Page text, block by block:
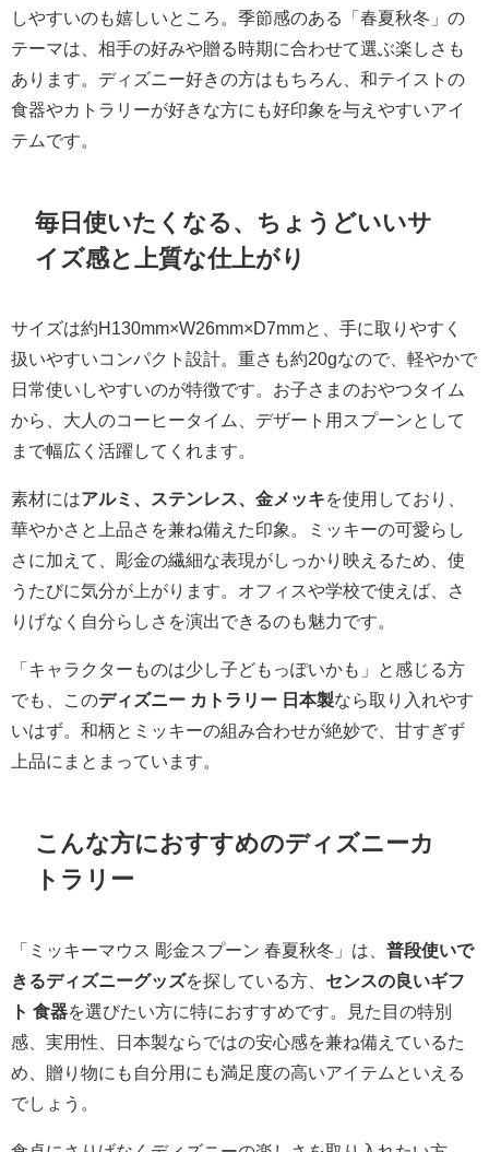
しやすいのも嬉しいところ。季節感のある「春夏秋冬」の
テーマは、相手の好みや贈る時期に合わせて選ぶ楽しさも
あります。ディズニー好きの方はもちろん、和テイストの
食器やカトラリーが好きな方にも好印象を与えやすいアイ
テムです。
毎日使いたくなる、ちょうどいいサ
イズ感と上質な仕上がり
サイズは約H130mm×W26mm×D7mmと、手に取りやすく
扱いやすいコンパクト設計。重さも約20gなので、軽やかで
日常使いしやすいのが特徴です。お子さまのおやつタイム
から、大人のコーヒータイム、デザート用スプーンとして
まで幅広く活躍してくれます。
素材にはアルミ、ステンレス、金メッキを使用しており、
華やかさと上品さを兼ね備えた印象。ミッキーの可愛らし
さに加えて、彫金の繊細な表現がしっかり映えるため、使
うたびに気分が上がります。オフィスや学校で使えば、さ
りげなく自分らしさを演出できるのも魅力です。
「キャラクターものは少し子どもっぽいかも」と感じる方
でも、このディズニー カトラリー 日本製なら取り入れやす
いはず。和柄とミッキーの組み合わせが絶妙で、甘すぎず
上品にまとまっています。
こんな方におすすめのディズニーカ
トラリー
「ミッキーマウス 彫金スプーン 春夏秋冬」は、 普段使いで
きるディズニーグッズを探している方、 センスの良いギフ
ト 食器を選びたい方に特におすすめです。見た目の特別
感、実用性、日本製ならではの安心感を兼ね備えているた
め、贈り物にも自分用にも満足度の高いアイテムといえる
でしょう。